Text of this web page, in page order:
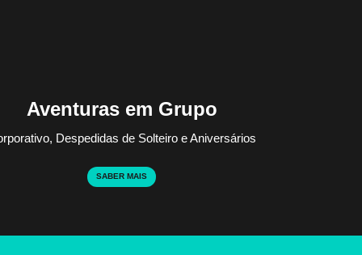
Aventuras em Grupo
Despedidas de Solteiro e Aniversários
SABER MAIS